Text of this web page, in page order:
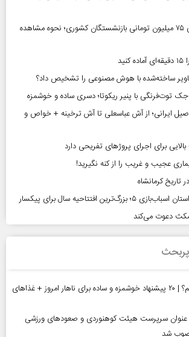
استعلام وام ضروری ۷۵ میلیون تومانی بازنشستگان کشوری؛ نحوه مشاهده
ساخته‌شده با هوش مصنوعی را تشخیص داد؟
توت‌فرنگی با پنیر ریکوتا؛ دسری ساده و خوشمزه
ایرانی؛ از آش عباسعلی تا آش ترخینه + خواص و
برای اجرای پروژهای تفریحی دارد
عجیب و غریب را از کنه نگیرید!
تاریخ کرمانشاه
افتتاحیه سال برای پیکسار
مکث دعوت می‌کند
پربحث
ناهار چی درست کنم؟ | ۲۰ پیشنهاد خوشمزه و ساده برای ناهار امروز + غذاهای
عنوان سرپرست هیئت کوهنوردی و صعودهای ورزشی
شد